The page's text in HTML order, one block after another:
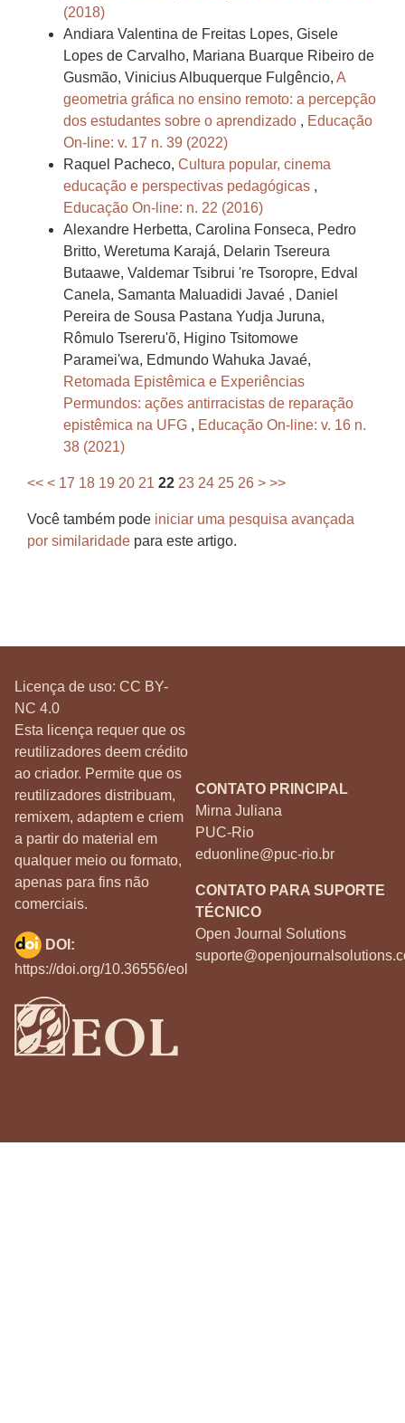
(2018)
Andiara Valentina de Freitas Lopes, Gisele
Lopes de Carvalho, Mariana Buarque Ribeiro de
Gusmão, Vinicius Albuquerque Fulgêncio, A
geometria gráfica no ensino remoto: a percepção
dos estudantes sobre o aprendizado , Educação
On-line: v. 17 n. 39 (2022)
Raquel Pacheco, Cultura popular, cinema
educação e perspectivas pedagógicas ,
Educação On-line: n. 22 (2016)
Alexandre Herbetta, Carolina Fonseca, Pedro
Britto, Weretuma Karajá, Delarin Tsereura
Butaawe, Valdemar Tsibrui 're Tsoropre, Edval
Canela, Samanta Maluadidi Javaé , Daniel
Pereira de Sousa Pastana Yudja Juruna,
Rômulo Tsereru'õ, Higino Tsitomowe
Paramei'wa, Edmundo Wahuka Javaé,
Retomada Epistêmica e Experiências
Permundos: ações antirracistas de reparação
epistêmica na UFG , Educação On-line: v. 16 n.
38 (2021)
<< < 17 18 19 20 21 22 23 24 25 26 > >>
Você também pode iniciar uma pesquisa avançada
por similaridade para este artigo.
Licença de uso: CC BY-
NC 4.0
Esta licença requer que os
reutilizadores deem crédito
ao criador. Permite que os
reutilizadores distribuam,
remixem, adaptem e criem
a partir do material em
qualquer meio ou formato,
apenas para fins não
comerciais.
CONTATO PRINCIPAL
Mirna Juliana
PUC-Rio
eduonline@puc-rio.br
CONTATO PARA SUPORTE
TÉCNICO
Open Journal Solutions
DOI:
https://doi.org/10.36556/eol